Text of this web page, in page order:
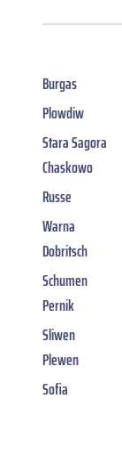
Burgas
Plowdiw
Stara Sagora
Chaskowo
Russe
Warna
Dobritsch
Schumen
Pernik
Sliwen
Plewen
Sofia